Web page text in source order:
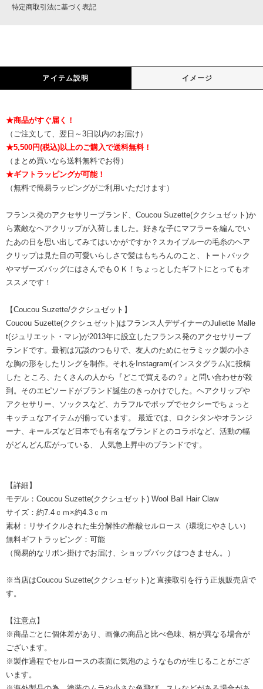
特定商取引法に基づく表記
アイテム説明 イメージ
★商品がすぐ届く！
（ご注文して、翌日～3日以内のお届け）
★5,500円(税込)以上のご購入で送料無料！
（まとめ買いなら送料無料でお得）
★ギフトラッピングが可能！
（無料で簡易ラッピングがご利用いただけます）
フランス発のアクセサリーブランド、Coucou Suzette(ククシュゼット)か
ら素敵なヘアクリップが入荷しました。好きな子にマフラーを編んでい
たあの日を思い出してみてはいかがですか？スカイブルーの毛糸のヘア
クリップは見た目の可愛いらしさで髪はもちろんのこと、トートバック
やマザーズバッグにはさんでもＯＫ！ちょっとしたギフトにとってもオ
ススメです！
【Coucou Suzette/ククシュゼット】
Coucou Suzette(ククシュゼット)はフランス人デザイナーのJuliette Malle
t(ジュリエット・マレ)が2013年に設立したフランス発のアクセサリーブ
ランドです。最初は冗談のつもりで、友人のためにセラミック製の小さ
な胸の形をしたリングを制作。それをInstagram(インスタグラム)に投稿
した ところ、たくさんの人から『どこで買えるの？』と問い合わせが殺
到。そのエピソードがブランド誕生のきっかけでした。ヘアクリップや
アクセサリー、ソックスなど、カラフルでポップでセクシーでちょっと
キッチュなアイテムが揃っています。 最近では、ロクシタンやオランジ
ーナ、キールズなど日本でも有名なブランドとのコラボなど、活動の幅
がどんどん広がっている、 人気急上昇中のブランドです。
【詳細】
モデル：Coucou Suzette(ククシュゼット) Wool Ball Hair Claw
サイズ：約7.4ｃｍ×約4.3ｃｍ
素材：リサイクルされた生分解性の酢酸セルロース（環境にやさしい）
無料ギフトラッピング：可能
（簡易的なリボン掛けでお届け、ショップバックはつきません。）
※当店はCoucou Suzette(ククシュゼット)と直接取引を行う正規販売店で
す。
【注意点】
※商品ごとに個体差があり、画像の商品と比べ色味、柄が異なる場合が
ございます。
※製作過程でセルロースの表面に気泡のようなものが生じることがござ
います。